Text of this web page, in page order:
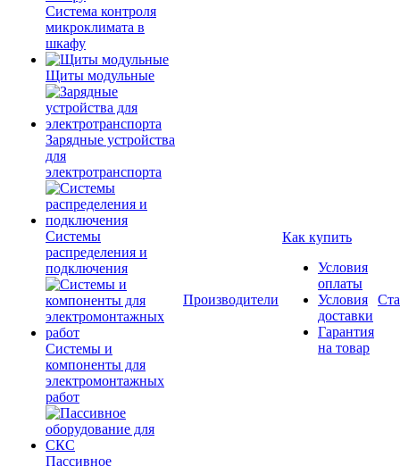
Система контроля
микроклимата в
шкафу
Щиты модульные
Зарядные устройства
для
электротранспорта
Системы
распределения и
подключения
Системы и
компоненты для
электромонтажных
работ
Пассивное
Производители
Как купить
Условия
оплаты
Условия
доставки
Гарантия
на товар